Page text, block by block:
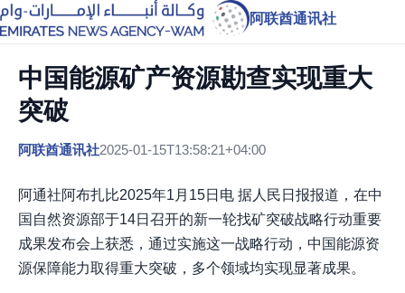
阿联酋通讯社
中国能源矿产资源勘查实现重大
突破
阿联酋通讯社2025-01-15T13:58:21+04:00
阿通社阿布扎比2025年1月15日电 据人民日报报道，在中
国自然资源部于14日召开的新一轮找矿突破战略行动重要
成果发布会上获悉，通过实施这一战略行动，中国能源资
源保障能力取得重大突破，多个领域均实现显著成果。